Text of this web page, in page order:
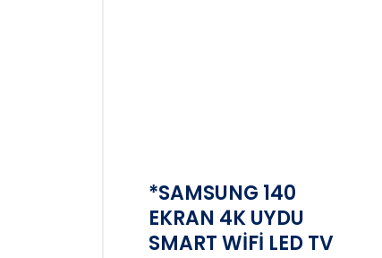
*SAMSUNG 140
EKRAN 4K UYDU
SMART WİFİ LED TV